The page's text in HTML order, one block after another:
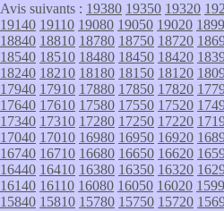
Avis suivants : 19380 19350 19320
19140 19110 19080 19050 19020
18840 18810 18780 18750 18720
18540 18510 18480 18450 18420
18240 18210 18180 18150 18120
17940 17910 17880 17850 17820
17640 17610 17580 17550 17520
17340 17310 17280 17250 17220
17040 17010 16980 16950 16920
16740 16710 16680 16650 16620
16440 16410 16380 16350 16320
16140 16110 16080 16050 16020
15840 15810 15780 15750 15720